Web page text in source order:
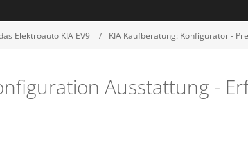
Elektroauto KIA EV9 KIA Kaufberatung: Konfigurator -
Ausstattung -